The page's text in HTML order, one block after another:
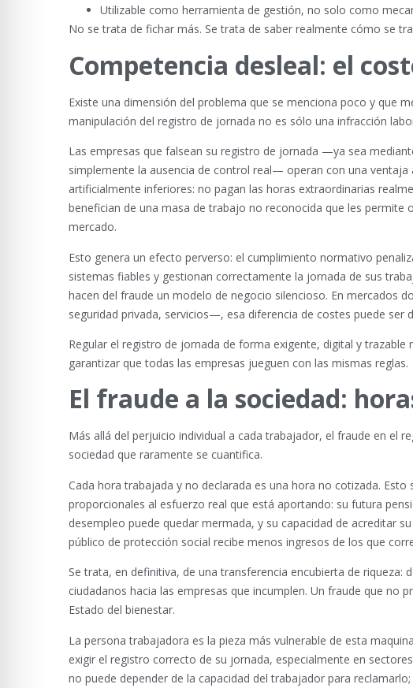
Utilizable como herramienta de gestión, no solo como
No se trata de fichar más. Se trata de saber realmente cómo se
Competencia desleal: el
Existe una dimensión del problema que se menciona poco y que
manipulación del registro de jornada no es sólo una infracción
Las empresas que falsean su registro de jornada —ya sea
simplemente la ausencia de control real— operan con una
artificialmente inferiores: no pagan las horas extraordinarias
benefician de una masa de trabajo no reconocida que les
mercado.
Esto genera un efecto perverso: el cumplimiento normativo
sistemas fiables y gestionan correctamente la jornada de sus
hacen del fraude un modelo de negocio silencioso. En mercados
seguridad privada, servicios—, esa diferencia de costes puede ser
Regular el registro de jornada de forma exigente, digital y
garantizar que todas las empresas jueguen con las mismas reglas.
El fraude a la sociedad:
Más allá del perjuicio individual a cada trabajador, el fraude en el
sociedad que raramente se cuantifica.
Cada hora trabajada y no declarada es una hora no cotizada.
proporcionales al esfuerzo real que está aportando: su futura
desempleo puede quedar mermada, y su capacidad de acreditar
público de protección social recibe menos ingresos de los que
Se trata, en definitiva, de una transferencia encubierta de
ciudadanos hacia las empresas que incumplen. Un fraude que no
Estado del bienestar.
La persona trabajadora es la pieza más vulnerable de esta
exigir el registro correcto de su jornada, especialmente en
no puede depender de la capacidad del trabajador para